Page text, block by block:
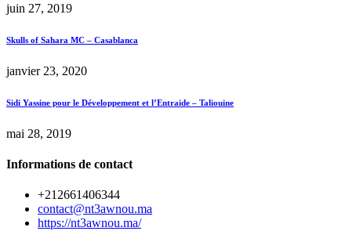
juin 27, 2019
Skulls of Sahara MC – Casablanca
janvier 23, 2020
Sidi Yassine pour le Développement et l’Entraide – Taliouine
mai 28, 2019
Informations de contact
+212661406344
contact@nt3awnou.ma
https://nt3awnou.ma/